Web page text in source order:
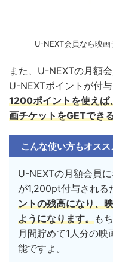
U-NEXT会員なら映
また、U-NEXTの月額
U-NEXTポイントが付与
1200ポイントを使え
画チケットをGETでき
こんな使い方もオス
U-NEXTの月額会員
が1,200pt付与される
ントの残高になり、
ようになります。も
月間貯めて1人分の
能ですよ。